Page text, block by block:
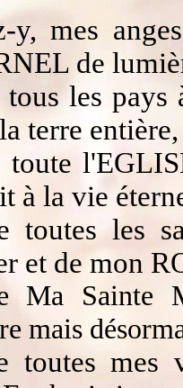
y, mes
de
les pays
terre entière,
toute
à la vie
toutes les
et de mon
Ma Sainte
mais
toutes mes